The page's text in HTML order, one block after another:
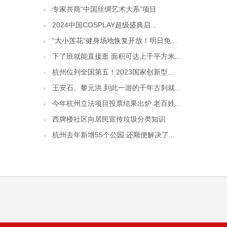
专家共商“中国丝绸艺术大系”项目
2024中国COSPLAY超级盛典启...
“大小莲花”健身场地恢复开放！明日免...
下了班就能直接逛 面积可达上千平方米...
杭州位列全国第五！2023国家创新型...
王安石、黎元洪 到此一游的千年古刹就...
今年杭州立法项目投票结果出炉 老百姓...
西牌楼社区向居民宣传垃圾分类知识
杭州去年新增55个公园 还顺便解决了...